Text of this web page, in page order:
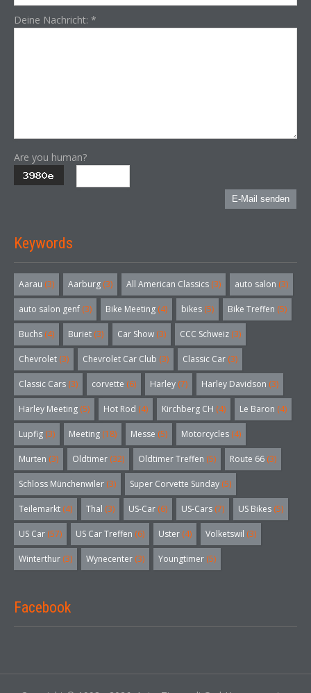
Deine Nachricht: *
Are you human?
E-Mail senden
Keywords
Aarau (3) Aarburg (3) All American Classics (3) auto salon (3)
auto salon genf (3) Bike Meeting (4) bikes (5) Bike Treffen (5)
Buchs (4) Buriet (3) Car Show (3) CCC Schweiz (3)
Chevrolet (3) Chevrolet Car Club (3) Classic Car (3)
Classic Cars (3) corvette (6) Harley (7) Harley Davidson (3)
Harley Meeting (5) Hot Rod (4) Kirchberg CH (4) Le Baron (4)
Lupfig (3) Meeting (18) Messe (5) Motorcycles (4)
Murten (3) Oldtimer (32) Oldtimer Treffen (5) Route 66 (3)
Schloss Münchenwiler (3) Super Corvette Sunday (5)
Teilemarkt (4) Thal (3) US-Car (6) US-Cars (7) US Bikes (5)
US Car (57) US Car Treffen (6) Uster (4) Volketswil (3)
Winterthur (3) Wynecenter (3) Youngtimer (5)
Facebook